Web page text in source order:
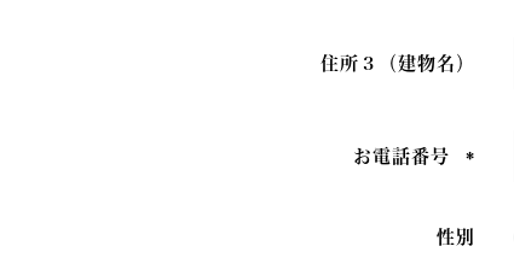
住所３（建物名）
お電話番号
性別